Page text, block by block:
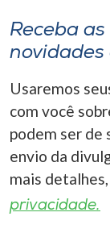
Receba as
novidades
Usaremos
com você
podem ser de
envio da
mais
privacidade.